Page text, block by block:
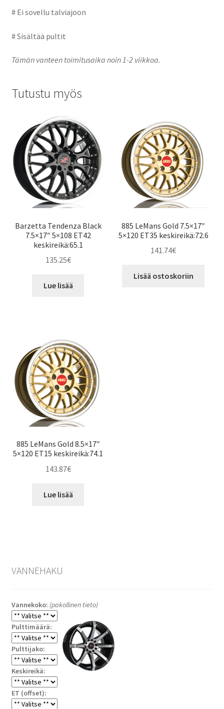
# Ei sovellu talviajoon
# Sisältää pultit
Tämän vanteen toimitusaika noin 1-2 viikkoa.
Tutustu myös
Barzetta Tendenza Black
7.5×17″ 5×108 ET42
keskireikä:65.1
135.25€
Lue lisää
885 LeMans Gold 7.5×17″
5×120 ET35 keskireikä:72.6
141.74€
Lisää ostoskoriin
885 LeMans Gold 8.5×17″
5×120 ET15 keskireikä:74.1
143.87€
Lue lisää
VANNEHAKU
Vannekoko: (pakollinen tieto)
Pulttimäärä:
Pulttijako:
Keskireikä:
ET (offset):